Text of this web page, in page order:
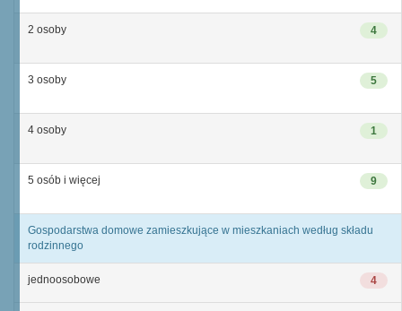
4
2 osoby
5
3 osoby
1
4 osoby
9
5 osób i więcej
Gospodarstwa domowe zamieszkujące w mieszkaniach według składu
rodzinnego
4
jednoosobowe